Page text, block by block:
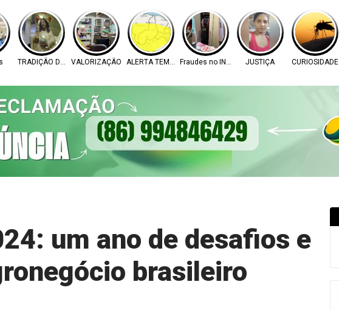
TRADIÇÃO DE FÉVALORIZAÇÃO ALERTA TEMPO Fraudes no INSS JUSTIÇA CURIOSIDADE
um ano de desafios e
brasileiro